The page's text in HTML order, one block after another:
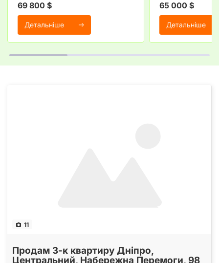
69 800 $
Детальніше
65 000 $
Детальніше
11
Продам 3-к квартиру Дніпро,
Центральний, Набережна Перемоги, 98